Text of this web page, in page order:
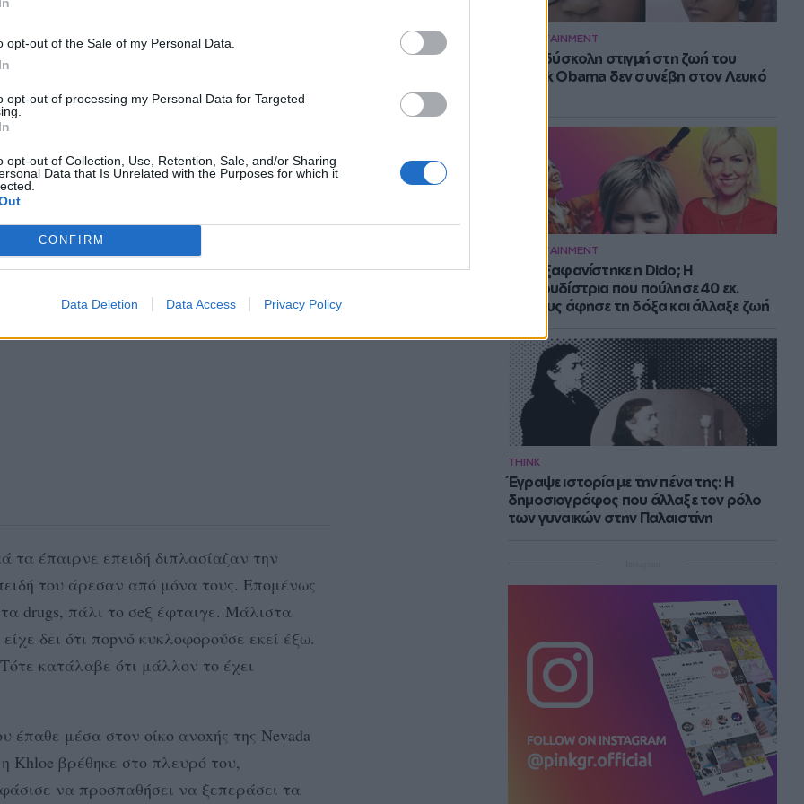
opt-out of the Sale of my Personal Data.
opt-out of processing my Personal Data for Targeted
opt-out of Collection, Use, Retention, Sale, and/or Sharing
Data that Is Unrelated with the Purposes for which it
CONFIRM
Data Deletion Data Access Privacy Policy
ENTERTAINMENT
Η πιο δύσκολη στιγμή στη ζωή του
Barack Obama δεν συνέβη στον Λευκό
ENTERTAINMENT
Πού εξαφανίστηκε η Dido; Η
τραγουδίστρια που πούλησε 40 εκ.
δίσκους άφησε τη δόξα και άλλαξε ζωή
THINK
Έγραψε ιστορία με την πένα της: Η
δημοσιογράφος που άλλαξε τον ρόλο
των γυναικών στην Παλαιστίνη
παθιασμένος με το σεξ από τότε που
στο σeξ.” Και προσθέτει: “There
a big deal” δηλαδή “Είναι πάρα
σιγά το πράγμα”.
τα έπαιρνε επειδή διπλασίαζαν την
του άρεσαν από μόνα τους. Επομένως
drugs, πάλι το σeξ έφταιγε. Μάλιστα
δει ότι ποpνό κυκλοφορούσε εκεί έξω.
κατάλαβε ότι μάλλον το έχει
έπαθε μέσα στον οίκο ανοxής της Νevada
Khloe βρέθηκε στο πλευρό του,
να προσπαθήσει να ξεπεράσει τα